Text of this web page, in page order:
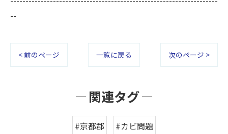
--
< 前のページ 一覧に戻る 次のページ >
関連タグ
#京都郡 #カビ問題